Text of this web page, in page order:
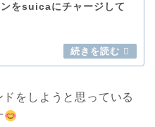
をsuicaにチャージして
をしようと思っている